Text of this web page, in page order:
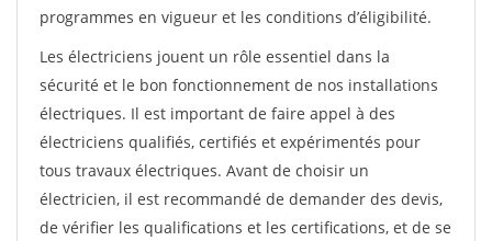
programmes en vigueur et les conditions d’éligibilité.
Les électriciens jouent un rôle essentiel dans la
sécurité et le bon fonctionnement de nos installations
électriques. Il est important de faire appel à des
électriciens qualifiés, certifiés et expérimentés pour
tous travaux électriques. Avant de choisir un
électricien, il est recommandé de demander des devis,
de vérifier les qualifications et les certifications, et de se